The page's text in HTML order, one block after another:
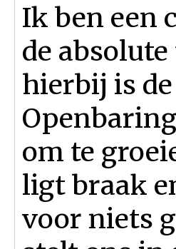
Ik ben een
de
hierbij is
om te
ligt braak
voor niets